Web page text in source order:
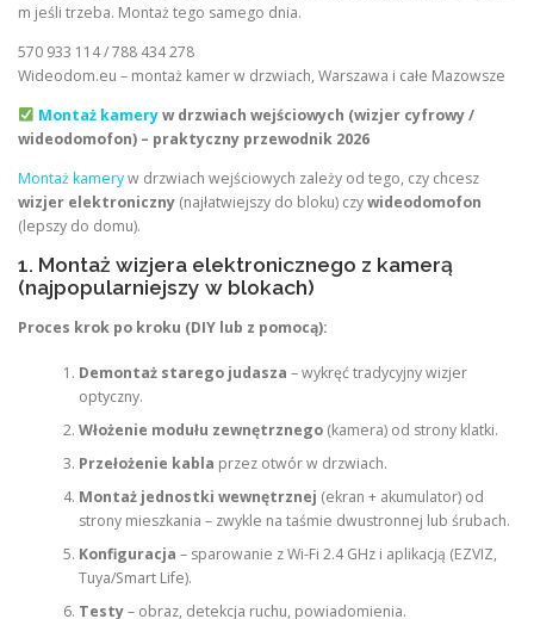
m jeśli trzeba. Montaż tego samego dnia.
570 933 114 / 788 434 278
Wideodom.eu – montaż kamer w drzwiach, Warszawa i całe Mazowsze
Montaż kameryw drzwiach wejściowych (wizjer cyfrowy /
wideodomofon) – praktyczny przewodnik 2026
Montaż kameryw drzwiach wejściowych zależy od tego, czy chcesz
wizjer elektroniczny (najłatwiejszy do bloku) czywideodomofon
(lepszy do domu).
1. Montaż wizjera elektronicznego z kamerą
(najpopularniejszy w blokach)
Proces krok po kroku (DIY lub z pomocą):
Demontaż starego judasza – wykręć tradycyjny wizjer
optyczny.
Włożenie modułu zewnętrznego(kamera) od strony klatki.
Przełożenie kabla przez otwór w drzwiach.
Montaż jednostki wewnętrznej (ekran + akumulator) od
strony mieszkania – zwykle na taśmie dwustronnej lub śrubach.
Konfiguracja – sparowanie z Wi-Fi 2.4 GHz i aplikacją (EZVIZ,
Tuya/Smart Life).
Testy– obraz, detekcja ruchu, powiadomienia.